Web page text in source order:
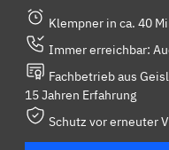
Klempner in ca. 40
Immer erreichbar:
Fachbetrieb aus
15 Jahren Erfahrung
Schutz vor erneuter